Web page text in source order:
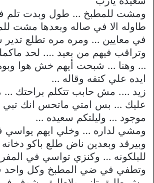
ومشت للمطبخ … طول وبدت تلم
طاوله الا في صاله وبعدها مشت
في معايين … ومره مره تطلع
وتراقب فيهم من بعيد …. لحد
… وهنا … شبحت أيهم خش هوا
ايده علي كتفه وقاله …
زيد …. مش حابب تتكلم براحتك
عليك … بس امتي ماتحس انك تبي
موجود … وليلتكم سعيده …
ومشي لداره … وخلي ايهم يواسي
وبيرقد وبعدين ناض طلع باكو
للبلكونه … وكنزي تواسي في
وتطفي في ضي المطبخ وكل واحد